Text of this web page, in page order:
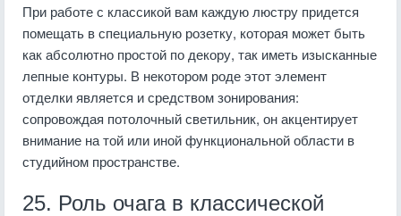
При работе с классикой вам каждую люстру придется
помещать в специальную розетку, которая может быть
как абсолютно простой по декору, так иметь изысканные
лепные контуры. В некотором роде этот элемент
отделки является и средством зонирования:
сопровождая потолочный светильник, он акцентирует
внимание на той или иной функциональной области в
студийном пространстве.
25. Роль очага в классической